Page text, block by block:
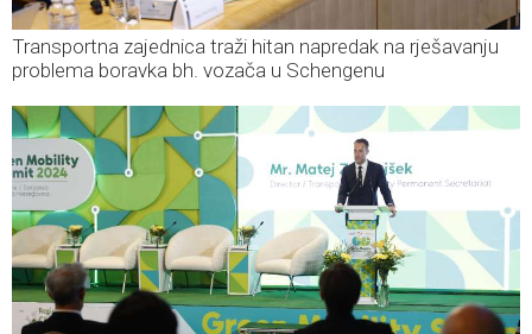
Transportna zajednica traži hitan napredak na rješavanju
problema boravka bh. vozača u Schengenu